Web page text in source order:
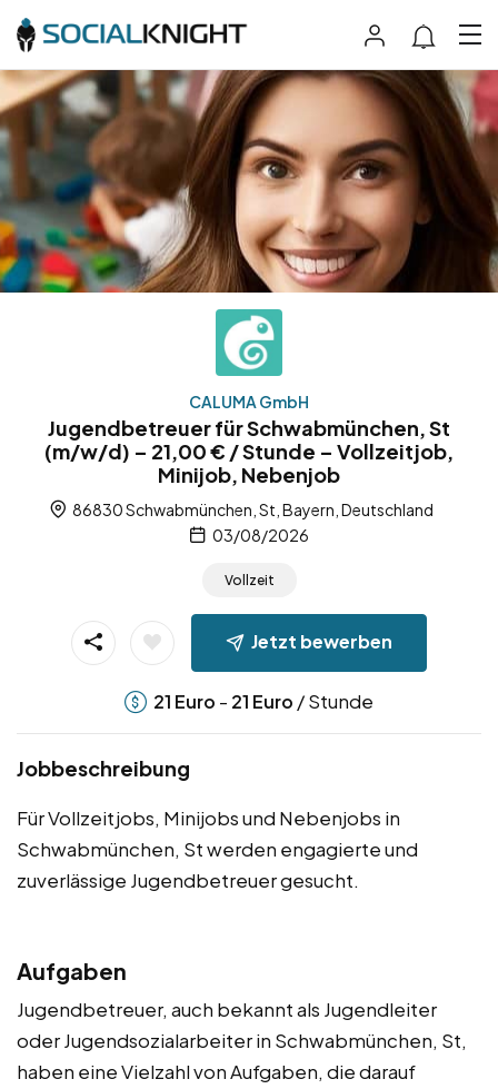
CALUMA GmbH
Jugendbetreuer für Schwabmünchen, St
(m/w/d) – 21,00 € / Stunde – Vollzeitjob,
Minijob, Nebenjob
86830 Schwabmünchen, St, Bayern, Deutschland
03/08/2026
Vollzeit
Jetzt bewerben
21 Euro - 21 Euro / Stunde
Jobbeschreibung
Für Vollzeitjobs, Minijobs und Nebenjobs in
Schwabmünchen, St werden engagierte und
zuverlässige Jugendbetreuer gesucht.
Aufgaben
Jugendbetreuer, auch bekannt als Jugendleiter
oder Jugendsozialarbeiter in Schwabmünchen, St,
haben eine Vielzahl von Aufgaben, die darauf